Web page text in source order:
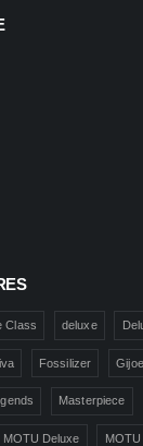
Class deluxe
Fossilizer
Masterpiece
MOTU Deluxe